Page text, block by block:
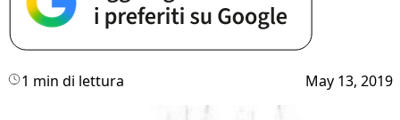
1 min di lettura May 13, 2019